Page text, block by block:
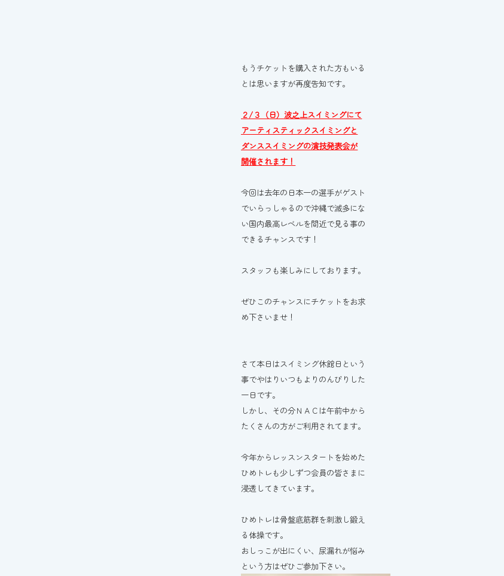
もうチケットを購入された方もいる
とは思いますが再度告知です。
２/３（日）波之上スイミングにて
アーティスティックスイミングと
ダンススイミングの演技発表会が
開催されます！
今回は去年の日本一の選手がゲスト
でいらっしゃるので沖縄で滅多にな
い国内最高レベルを間近で見る事の
できるチャンスです！
スタッフも楽しみにしております。
ぜひこのチャンスにチケットをお求
め下さいませ！
さて本日はスイミング休館日という
事でやはりいつもよりのんびりした
一日です。
しかし、その分ＮＡＣは午前中から
たくさんの方がご利用されてます。
今年からレッスンスタートを始めた
ひめトレも少しずつ会員の皆さまに
浸透してきています。
ひめトレは骨盤底筋群を刺激し鍛え
る体操です。
おしっこが出にくい、尿漏れが悩み
という方はぜひご参加下さい。